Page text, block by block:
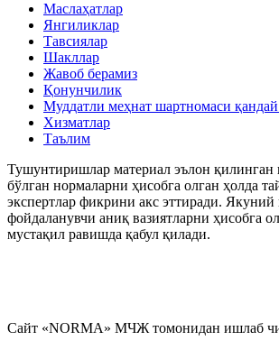
Маслаҳатлар
Янгиликлар
Тавсиялар
Шакллар
Жавоб берамиз
Қонунчилик
Муддатли меҳнат шартномаси
Хизматлар
Таълим
Тушунтиришлар материал эълон қилинган
бўлган нормаларни ҳисобга олган ҳолда
экспертлар фикрини акс эттиради. Якуний
фойдаланувчи аниқ вазиятларни ҳисобга
мустақил равишда қабул қилади.
Сайт «NORMA» МЧЖ томонидан ишлаб